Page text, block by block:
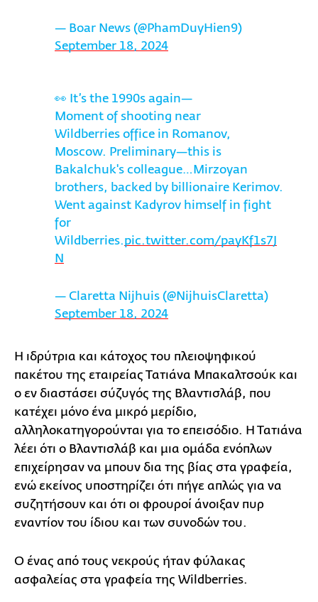
— Boar News (@PhamDuyHien9)
September 18, 2024
👀 It’s the 1990s again—
Moment of shooting near
Wildberries office in Romanov,
Moscow. Preliminary—this is
Bakalchuk's colleague…Mirzoyan
brothers, backed by billionaire Kerimov.
Went against Kadyrov himself in fight
for
Wildberries.pic.twitter.com/payKf1s7J
N
— Claretta Nijhuis (@NijhuisClaretta)
September 18, 2024
Η ιδρύτρια και κάτοχος του πλειοψηφικού
πακέτου της εταιρείας Τατιάνα Μπακαλτσούκ και
ο εν διαστάσει σύζυγός της Βλαντισλάβ, που
κατέχει μόνο ένα μικρό μερίδιο,
αλληλοκατηγορούνται για το επεισόδιο. Η Τατιάνα
λέει ότι ο Βλαντισλάβ και μια ομάδα ενόπλων
επιχείρησαν να μπουν δια της βίας στα γραφεία,
ενώ εκείνος υποστηρίζει ότι πήγε απλώς για να
συζητήσουν και ότι οι φρουροί άνοιξαν πυρ
εναντίον του ίδιου και των συνοδών του.
Ο ένας από τους νεκρούς ήταν φύλακας
ασφαλείας στα γραφεία της Wildberries.